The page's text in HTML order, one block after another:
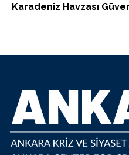
Karadeniz Havzası